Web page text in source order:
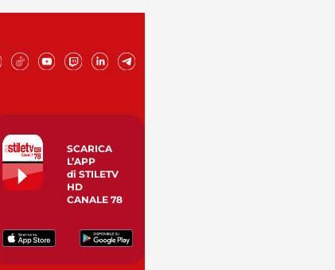
SCARICA
L’APP
di STILETV
HD
CANALE 78